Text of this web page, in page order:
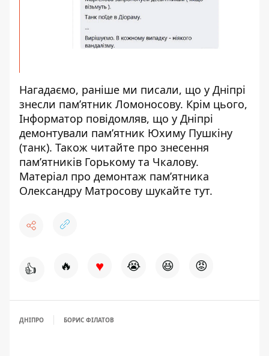
Нагадаємо, раніше ми писали, що у Дніпрі
знесли пам’ятник Ломоносову. Крім цього,
Інформатор повідомляв, що у Дніпрі
демонтували пам’ятник Юхиму Пушкіну
(танк). Також читайте про знесення
пам’ятників Горькому та Чкалову.
Матеріал про демонтаж пам’ятника
Олександру Матросову шукайте тут.
👍 🔥 ♥ 😭 😆 😡
ДНІПРО БОРИС ФІЛАТОВ